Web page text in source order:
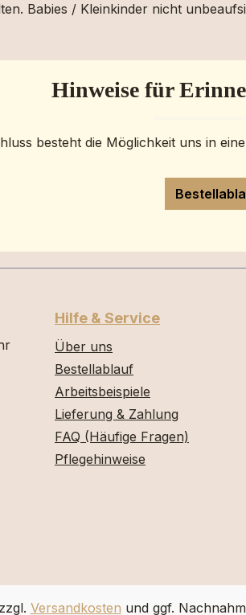
Babies / Kleinkinder nicht
Hinweise für
besteht die Möglichkeit uns in
Hilfe & Service
Über uns
Bestellablauf
Arbeitsbeispiele
Lieferung & Zahlung
FAQ (Häufige Fragen)
Pflegehinweise
Versandkosten und ggf.